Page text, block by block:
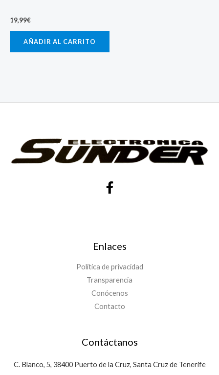
19,99€
AÑADIR AL CARRITO
Enlaces
Política de privacidad
Transparencia
Conócenos
Contacto
Contáctanos
C. Blanco, 5, 38400 Puerto de la Cruz, Santa Cruz de Tenerife